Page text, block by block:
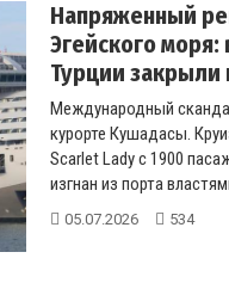
Напряженный
Эгейского моря:
Турции закрыли
лайнера Scarlet
туристами на
Международный
курорте Кушадасы.
Scarlet Lady с 1900
изгнан из порта
на Крит....
05.07.2026 534